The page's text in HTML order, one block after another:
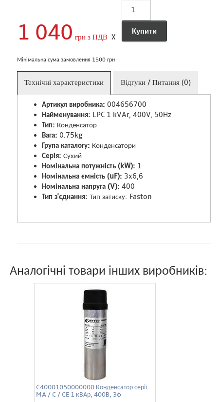
1 040 грн з ПДВ X
Мінімальна сума замовлення 1500 грн
Технічні характеристики Відгуки / Питання (0)
Артикул виробника: 004656700
Найменування: LPC 1 kVAr, 400V, 50Hz
Тип: Конденсатор
Вага: 0.75kg
Група каталогу: Конденсатори
Серія: Сухий
Номінальна потужність (kW): 1
Номінальна ємність (uF): 3x6,6
Номінальна напруга (V): 400
Тип з'єднання: Тип затиску: Faston
Аналогічні товари інших виробників:
C40001050000000 Конденсатор серії
MA / C / CE 1 кВАр, 400В, 3ф